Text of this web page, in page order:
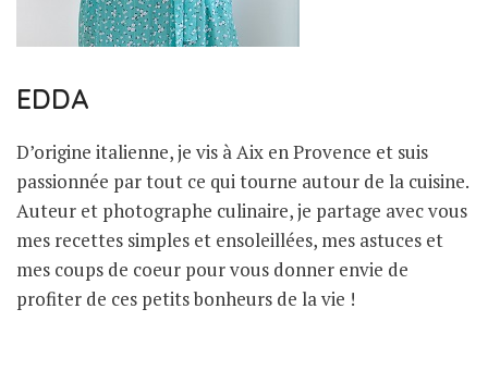
EDDA
D’origine italienne, je vis à Aix en Provence et suis
passionnée par tout ce qui tourne autour de la cuisine.
Auteur et photographe culinaire, je partage avec vous
mes recettes simples et ensoleillées, mes astuces et
mes coups de coeur pour vous donner envie de
profiter de ces petits bonheurs de la vie !